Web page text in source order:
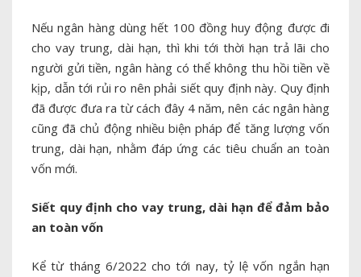
Nếu ngân hàng dùng hết 100 đồng huy động được đi
cho vay trung, dài hạn, thì khi tới thời hạn trả lãi cho
người gửi tiền, ngân hàng có thể không thu hồi tiền về
kịp, dẫn tới rủi ro nên phải siết quy định này. Quy định
đã được đưa ra từ cách đây 4 năm, nên các ngân hàng
cũng đã chủ động nhiều biện pháp để tăng lượng vốn
trung, dài hạn, nhằm đáp ứng các tiêu chuẩn an toàn
vốn mới.
Siết quy định cho vay trung, dài hạn để đảm bảo
an toàn vốn
Kể từ tháng 6/2022 cho tới nay, tỷ lệ vốn ngắn hạn